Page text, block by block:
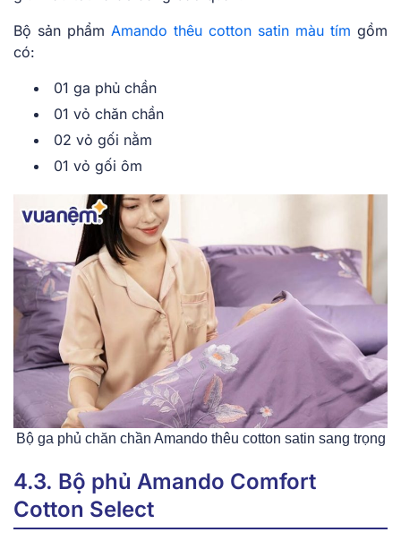
Bộ sản phẩm Amando thêu cotton satin màu tím gồm
có:
01 ga phủ chần
01 vỏ chăn chần
02 vỏ gối nằm
01 vỏ gối ôm
Bộ ga phủ chăn chần Amando thêu cotton satin sang trọng
4.3. Bộ phủ Amando Comfort
Cotton Select